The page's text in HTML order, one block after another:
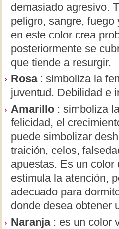
demasiado agresivo.
peligro, sangre,
en este color crea
posteriormente se
que tiende a resurgir.
Rosa : simboliza la
juventud. Debilidad e
Amarillo : simboliza
felicidad, el
puede simbolizar
traición, celos,
apuestas. Es un color
estimula la atención,
adecuado para
donde desea obtener
Naranja : es un color